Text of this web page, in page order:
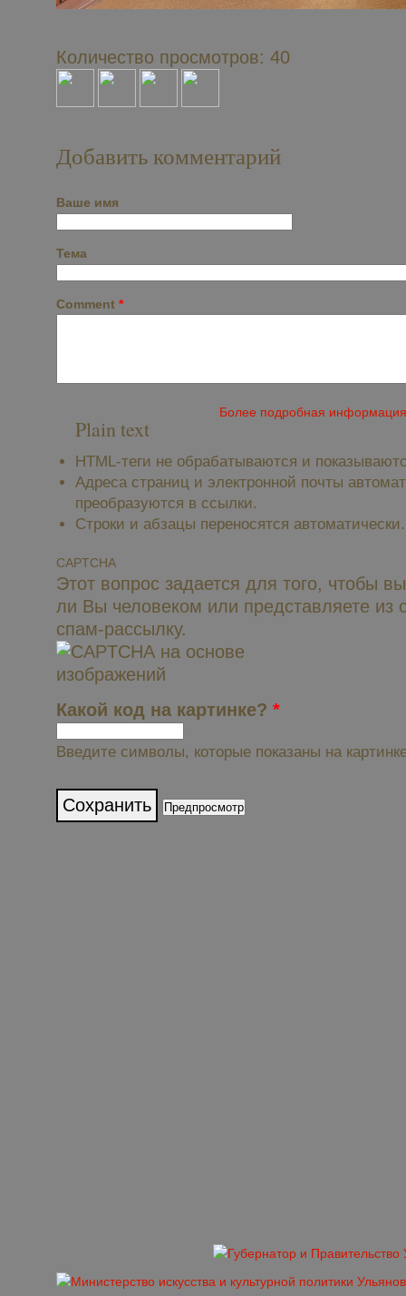
Количество просмотров: 40
Добавить комментарий
Ваше имя
Тема
Comment *
Более подробная
Plain text
HTML-теги не обрабатываются и
Адреса страниц и электронной почты
преобразуются в ссылки.
Строки и абзацы переносятся автоматически.
CAPTCHA
Этот вопрос задается для того, чтобы
ли Вы человеком или представляете из
спам-рассылку.
Какой код на картинке? *
Введите символы, которые показаны на